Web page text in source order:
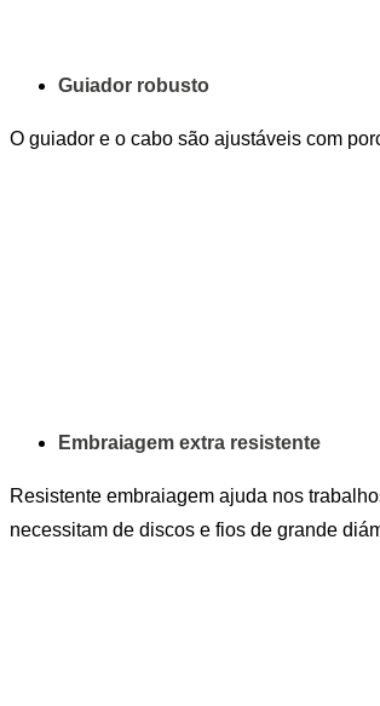
Guiador robusto
O guiador e o cabo são ajustáveis com
Embraiagem extra resistente
Resistente embraiagem ajuda nos
necessitam de discos e fios de grande